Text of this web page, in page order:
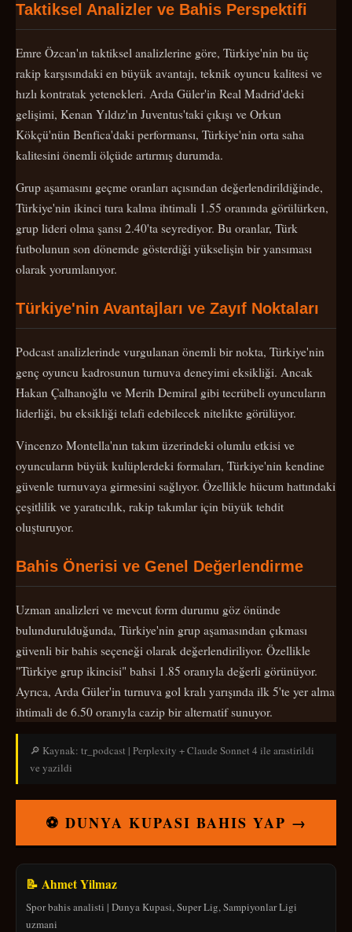
Taktiksel Analizler ve Bahis Perspektifi
Emre Özcan'ın taktiksel analizlerine göre, Türkiye'nin bu üç
rakip karşısındaki en büyük avantajı, teknik oyuncu kalitesi ve
hızlı kontratak yetenekleri. Arda Güler'in Real Madrid'deki
gelişimi, Kenan Yıldız'ın Juventus'taki çıkışı ve Orkun
Kökçü'nün Benfica'daki performansı, Türkiye'nin orta saha
kalitesini önemli ölçüde artırmış durumda.
Grup aşamasını geçme oranları açısından değerlendirildiğinde,
Türkiye'nin ikinci tura kalma ihtimali 1.55 oranında görülürken,
grup lideri olma şansı 2.40'ta seyrediyor. Bu oranlar, Türk
futbolunun son dönemde gösterdiği yükselişin bir yansıması
olarak yorumlanıyor.
Türkiye'nin Avantajları ve Zayıf Noktaları
Podcast analizlerinde vurgulanan önemli bir nokta, Türkiye'nin
genç oyuncu kadrosunun turnuva deneyimi eksikliği. Ancak
Hakan Çalhanoğlu ve Merih Demiral gibi tecrübeli oyuncuların
liderliği, bu eksikliği telafi edebilecek nitelikte görülüyor.
Vincenzo Montella'nın takım üzerindeki olumlu etkisi ve
oyuncuların büyük kulüplerdeki formaları, Türkiye'nin kendine
güvenle turnuvaya girmesini sağlıyor. Özellikle hücum hattındaki
çeşitlilik ve yaratıcılık, rakip takımlar için büyük tehdit
oluşturuyor.
Bahis Önerisi ve Genel Değerlendirme
Uzman analizleri ve mevcut form durumu göz önünde
bulundurulduğunda, Türkiye'nin grup aşamasından çıkması
güvenli bir bahis seçeneği olarak değerlendiriliyor. Özellikle
"Türkiye grup ikincisi" bahsi 1.85 oranıyla değerli görünüyor.
Ayrıca, Arda Güler'in turnuva gol kralı yarışında ilk 5'te yer alma
ihtimali de 6.50 oranıyla cazip bir alternatif sunuyor.
🔎 Kaynak: tr_podcast | Perplexity + Claude Sonnet 4 ile arastirildi
ve yazildi
⚽ DUNYA KUPASI BAHIS YAP →
📝 Ahmet Yilmaz
Spor bahis analisti | Dunya Kupasi, Super Lig, Sampiyonlar Ligi
uzmani